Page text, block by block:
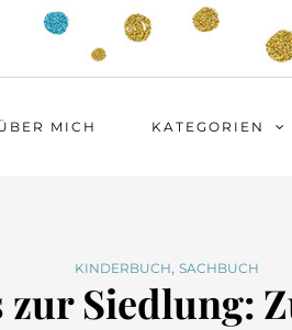
MICH KATEGORIEN
KINDERBUCH, SACHBUCH
Siedlung: